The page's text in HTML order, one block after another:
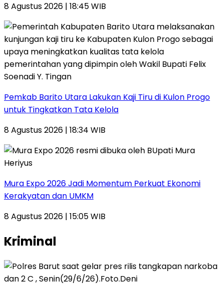
8 Agustus 2026 | 18:45 WIB
Pemkab Barito Utara Lakukan Kaji Tiru di Kulon Progo
untuk Tingkatkan Tata Kelola
8 Agustus 2026 | 18:34 WIB
Mura Expo 2026 Jadi Momentum Perkuat Ekonomi
Kerakyatan dan UMKM
8 Agustus 2026 | 15:05 WIB
Kriminal